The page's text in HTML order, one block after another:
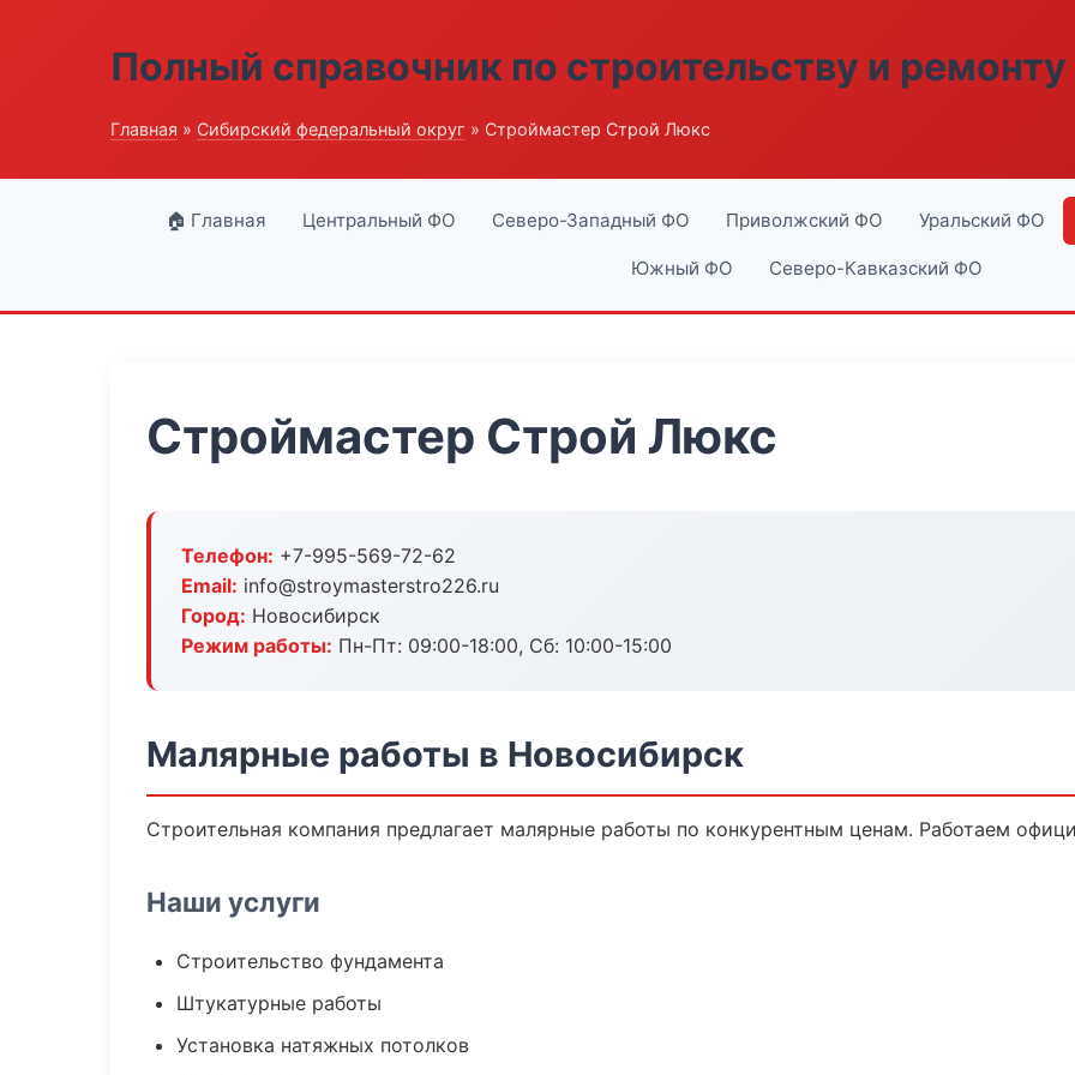
Полный справочник по строительству и ремонту
Главная » Сибирский федеральный округ » Строймастер Строй Люкс
🏠 Главная Центральный ФО Северо-Западный ФО Приволжский ФО Уральский ФО
Южный ФО Северо-Кавказский ФО
Строймастер Строй Люкс
Телефон: +7-995-569-72-62
Email: info@stroymasterstro226.ru
Город: Новосибирск
Режим работы: Пн-Пт: 09:00-18:00, Сб: 10:00-15:00
Малярные работы в Новосибирск
Строительная компания предлагает малярные работы по конкурентным ценам. Работаем
Наши услуги
Строительство фундамента
Штукатурные работы
Установка натяжных потолков